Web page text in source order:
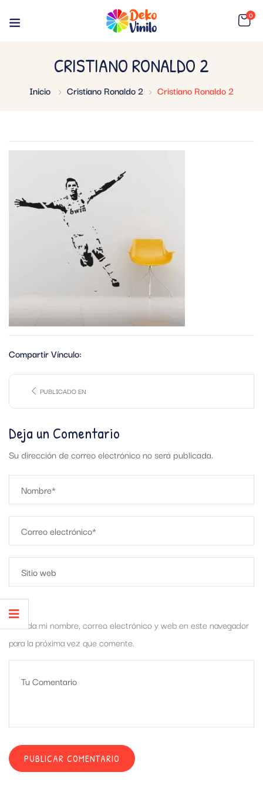
0
CRISTIANO RONALDO 2
Inicio Cristiano Ronaldo 2 Cristiano Ronaldo 2
Compartir Vínculo:
PUBLICADO EN
Deja un Comentario
Su dirección de correo electrónico no será publicada.
Guarda mi nombre, correo electrónico y web en este navegador
para la próxima vez que comente.